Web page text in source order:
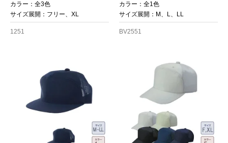
カラー：全3色
サイズ展開：フリー、XL
1251
カラー：全1色
サイズ展開：M、L、LL
BV2551